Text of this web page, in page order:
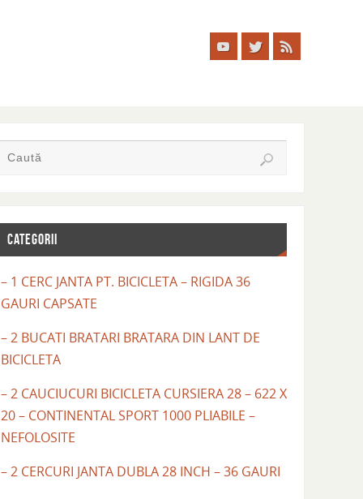
CATEGORII
– 1 CERC JANTA PT. BICICLETA – RIGIDA 36
GAURI CAPSATE
– 2 BUCATI BRATARI BRATARA DIN LANT DE
BICICLETA
– 2 CAUCIUCURI BICICLETA CURSIERA 28 – 622 X
20 – CONTINENTAL SPORT 1000 PLIABILE –
NEFOLOSITE
– 2 CERCURI JANTA DUBLA 28 INCH – 36 GAURI